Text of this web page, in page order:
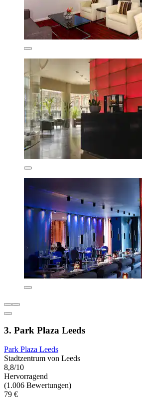
3. Park Plaza Leeds
Park Plaza Leeds
Stadtzentrum von Leeds
8,8/10
Hervorragend
(1.006 Bewertungen)
79 €